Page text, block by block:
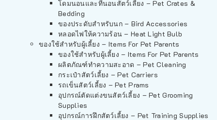
โดมนอนและที่นอนสัตว์เลี้ยง – Pet Crates &
Bedding
ของประดับสำหรับนก – Bird Accessories
หลอดไฟให้ความร้อน – Heat Light Bulb
ของใช้สำหรับผู้เลี้ยง – Items For Pet Parents
ของใช้สำหรับผู้เลี้ยง – Items For Pet Parents
ผลิตภัณฑ์ทำความสะอาด – Pet Cleaning
กระเป๋าสัตว์เลี้ยง – Pet Carriers
รถเข็นสัตว์เลี้ยง – Pet Prams
อุปกรณ์ตัดแต่งขนสัตว์เลี้ยง – Pet Grooming
Supplies
อุปกรณ์การฝึกสัตว์เลี้ยง – Pet Training Supplies